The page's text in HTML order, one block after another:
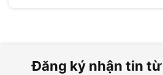
Đăng ký nhận tin